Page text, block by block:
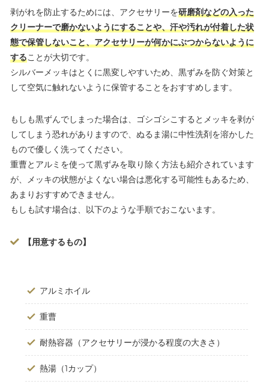
剥がれを防止するためには、アクセサリーを研磨剤などの入った
クリーナーで磨かないようにすることや、汗や汚れが付着した状
態で保管しないこと、アクセサリーが何かにぶつからないように
することが大切です。
シルバーメッキはとくに黒変しやすいため、黒ずみを防ぐ対策と
して空気に触れないように保管することをおすすめします。
もしも黒ずんでしまった場合は、ゴシゴシこするとメッキを剥が
してしまう恐れがありますので、ぬるま湯に中性洗剤を溶かした
もので優しく洗ってください。
重曹とアルミを使って黒ずみを取り除く方法も紹介されています
が、メッキの状態がよくない場合は悪化する可能性もあるため、
あまりおすすめできません。
もしも試す場合は、以下のような手順でおこないます。
【用意するもの】
アルミホイル
重曹
耐熱容器（アクセサリーが浸かる程度の大きさ）
熱湯（1カップ）